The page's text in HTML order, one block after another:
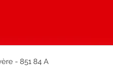
- 851 84 A